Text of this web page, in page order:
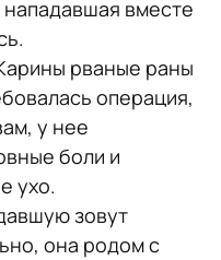
вместе
рваные раны
операция,
у нее
боли и
ухо.
зовут
она родом с